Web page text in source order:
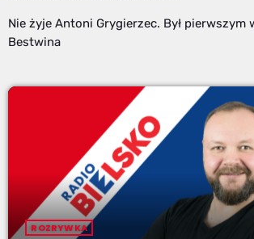
Nie żyje Antoni Grygierzec. Był pierwszym
Bestwina
ROZRYWKA